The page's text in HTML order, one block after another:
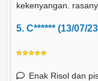
kekenyangan.
5. C****** (13/07/
Enak Risol dan